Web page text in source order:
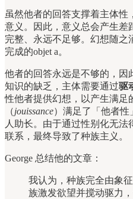
虽然他者的回答支撑着主体
意义。因此，意义总会产生差
完整、永远不足够。幻想随
完成的objet a。
他者的回答永远是不够的，因
知识的缺乏，主体需要通过驱
性他者提供幻想，以产生满足
（jouissance）满足了「他者
人助长。由于通过性别化无
联系，最终导致了种族主义。
George 总结他的文章：
我认为，种族完全由象
族激发欲望并搅动驱力